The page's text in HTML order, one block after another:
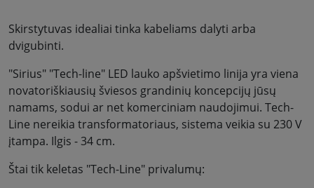
Skirstytuvas idealiai tinka kabeliams dalyti arba
dvigubinti.
"Sirius" "Tech-line" LED lauko apšvietimo linija yra viena
novatoriškiausių šviesos grandinių koncepcijų jūsų
namams, sodui ar net komerciniam naudojimui. Tech-
Line nereikia transformatoriaus, sistema veikia su 230 V
įtampa. Ilgis - 34 cm.
Štai tik keletas "Tech-Line" privalumų: